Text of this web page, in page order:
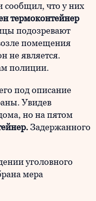
сообщил, что у них
термоконтейнер
подозревают
помещения
не является.
полиции.
под описание
Увидев
но на пятом
Задержанного
уголовного
мера